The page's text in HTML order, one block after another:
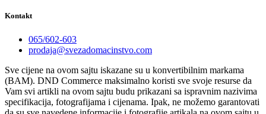
Kontakt
065/602-603
prodaja@svezadomacinstvo.com
Sve cijene na ovom sajtu iskazane su u konvertibilnim markama
(BAM). DND Commerce maksimalno koristi sve svoje resurse da
Vam svi artikli na ovom sajtu budu prikazani sa ispravnim nazivima
specifikacija, fotografijama i cijenama. Ipak, ne možemo garantovati